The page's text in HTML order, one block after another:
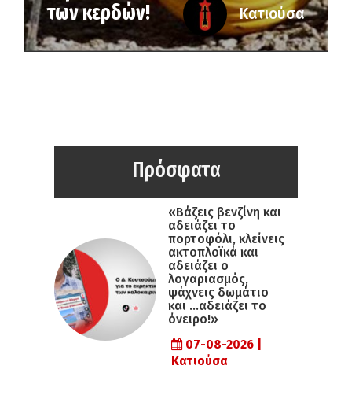
των κερδών!
Κατιούσα
Πρόσφατα
«Βάζεις βενζίνη και
αδειάζει το
πορτοφόλι, κλείνεις
ακτοπλοϊκά και
αδειάζει ο
λογαριασμός,
ψάχνεις δωμάτιο
και …αδειάζει το
όνειρο!»
07-08-2026 |
Κατιούσα